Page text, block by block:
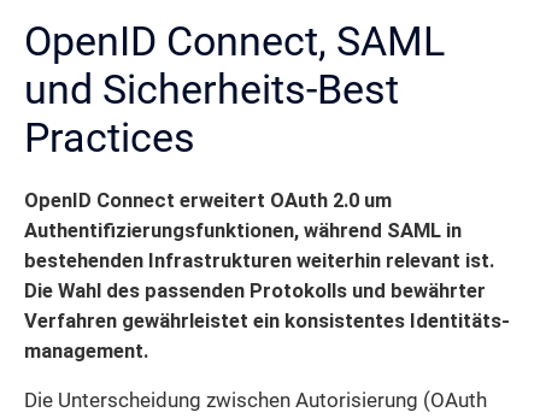
OpenID Connect, SAML
und Sicherheits-Best
Practices
OpenID Connect erweitert OAuth 2.0 um
Authentifizierungs­funktionen, während SAML in
bestehenden Infrastrukturen weiterhin relevant ist.
Die Wahl des passenden Protokolls und bewährter
Verfahren gewährleistet ein konsistentes Identitäts­
management.
Die Unterscheidung zwischen Autorisierung (OAuth